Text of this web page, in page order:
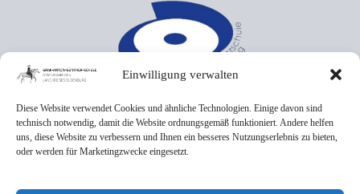
Einwilligung verwalten
Diese Website verwendet Cookies und ähnliche Technologien. Einige davon sind
technisch notwendig, damit die Website ordnungsgemäß funktioniert. Andere helfen
uns, diese Website zu verbessern und Ihnen ein besseres Nutzungserlebnis zu bieten,
oder werden für Marketingzwecke eingesetzt.